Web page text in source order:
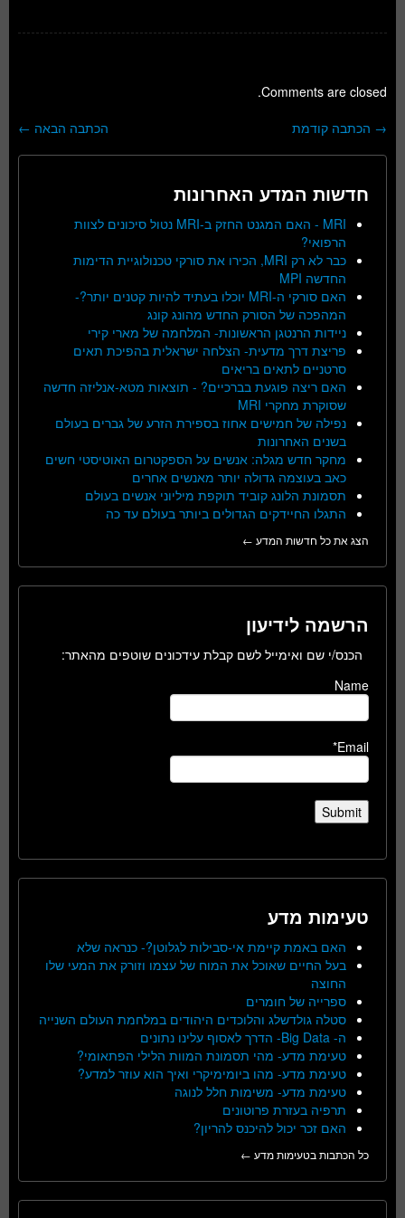
Comments are closed.
ניווט בפוסטים הכתבה הבאה ← → הכתבה קודמת
חדשות המדע האחרונות
MRI - האם המגנט החזק ב-MRI נטול סיכונים לצוות
הרפואי?
כבר לא רק MRI, הכירו את סורקי טכנולוגיית הדימות
החדשה MPI
האם סורקי ה-MRI יוכלו בעתיד להיות קטנים יותר?-
המהפכה של הסורק החדש מהונג קונג
ניידות הרנטגן הראשונות- המלחמה של מארי קירי
פריצת דרך מדעית- הצלחה ישראלית בהפיכת תאים
סרטניים לתאים בריאים
האם ריצה פוגעת בברכיים? - תוצאות מטא-אנליזה חדשה
שסוקרת מחקרי MRI
נפילה של חמישים אחוז בספירת הזרע של גברים בעולם
בשנים האחרונות
מחקר חדש מגלה: אנשים על הספקטרום האוטיסטי חשים
כאב בעוצמה גדולה יותר מאנשים אחרים
תסמונת הלונג קוביד תוקפת מיליוני אנשים בעולם
התגלו החיידקים הגדולים ביותר בעולם עד כה
הצג את כל חדשות המדע ←
הרשמה לידיעון
הכנס/י שם ואימייל לשם קבלת עידכונים שוטפים מהאתר:
Name
Email*
טעימות מדע
האם באמת קיימת אי-סבילות לגלוטן?- כנראה שלא
בעל החיים שאוכל את המוח של עצמו וזורק את המעי שלו
החוצה
ספרייה של חומרים
סטלה גולדשלג והלוכדים היהודים במלחמת העולם השנייה
ה- Big Data- הדרך לאסוף עלינו נתונים
טעימת מדע- מהי תסמונת המוות הלילי הפתאומי?
טעימת מדע- מהו ביומימיקרי ואיך הוא עוזר למדע?
טעימת מדע- משימות חלל לנוגה
תרפיה בעזרת פרוטונים
האם זכר יכול להיכנס להריון?
כל הכתבות בטעימות מדע ←